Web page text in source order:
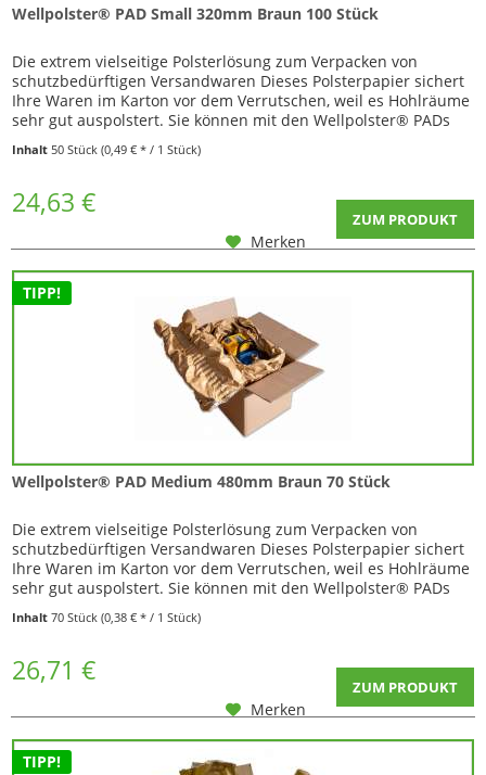
Wellpolster® PAD Small 320mm Braun 100 Stück
Die extrem vielseitige Polsterlösung zum Verpacken von
schutzbedürftigen Versandwaren Dieses Polsterpapier sichert
Ihre Waren im Karton vor dem Verrutschen, weil es Hohlräume
sehr gut auspolstert. Sie können mit den Wellpolster® PADs
oder Stößen geschützt werden müssen, absichern. Durch die
Inhalt50 Stück(0,49 € * / 1 Stück)
24,63 € ZUM PRODUKT
Merken
TIPP!
Wellpolster® PAD Medium 480mm Braun 70 Stück
Die extrem vielseitige Polsterlösung zum Verpacken von
schutzbedürftigen Versandwaren Dieses Polsterpapier sichert
Ihre Waren im Karton vor dem Verrutschen, weil es Hohlräume
sehr gut auspolstert. Sie können mit den Wellpolster® PADs
oder Stößen geschützt werden müssen, absichern. Durch die
Inhalt70 Stück(0,38 € * / 1 Stück)
26,71 € ZUM PRODUKT
Merken
TIPP!